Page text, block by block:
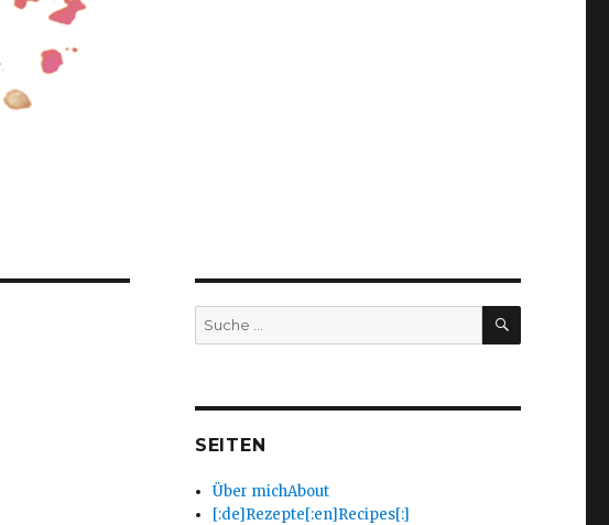
Suche
nach:
SUCHEN
SEITEN
Über michAbout
[:de]Rezepte[:en]Recipes[:]